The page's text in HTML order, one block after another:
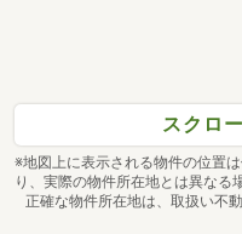
スクロ
※地図上に表示される物件の位置
り、実際の物件所在地とは異なる
正確な物件所在地は、取扱い不